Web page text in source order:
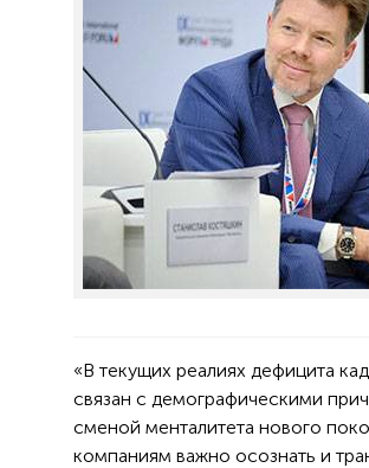
«В текущих реалиях дефицита
связан с демографическими
сменой менталитета нового
компаниям важно осознать и